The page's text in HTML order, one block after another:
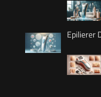
Epilierer